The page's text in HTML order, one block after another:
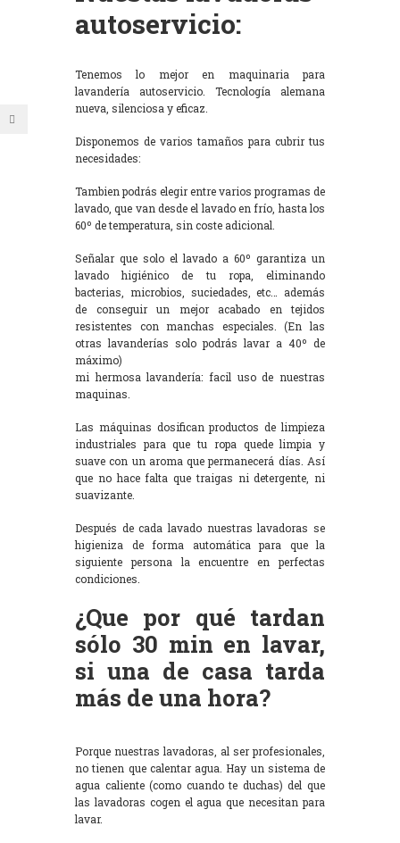
autoservicio:
Tenemos lo mejor en maquinaria para
lavandería autoservicio. Tecnología alemana
nueva, silenciosa y eficaz.
Disponemos de varios tamaños para cubrir tus
necesidades:
Tambien podrás elegir entre varios programas de
lavado, que van desde el lavado en frío, hasta los
60º de temperatura, sin coste adicional.
Señalar que solo el lavado a 60º garantiza un
lavado higiénico de tu ropa, eliminando
bacterias, microbios, suciedades, etc… además
de conseguir un mejor acabado en tejidos
resistentes con manchas especiales. (En las
otras lavanderías solo podrás lavar a 40º de
máximo)
mi hermosa lavandería: facil uso de nuestras
maquinas.
Las máquinas dosifican productos de limpieza
industriales para que tu ropa quede limpia y
suave con un aroma que permanecerá días. Así
que no hace falta que traigas ni detergente, ni
suavizante.
Después de cada lavado nuestras lavadoras se
higieniza de forma automática para que la
siguiente persona la encuentre en perfectas
condiciones.
¿Que por qué tardan
sólo 30 min en lavar,
si una de casa tarda
más de una hora?
Porque nuestras lavadoras, al ser profesionales,
no tienen que calentar agua. Hay un sistema de
agua caliente (como cuando te duchas) del que
las lavadoras cogen el agua que necesitan para
lavar.